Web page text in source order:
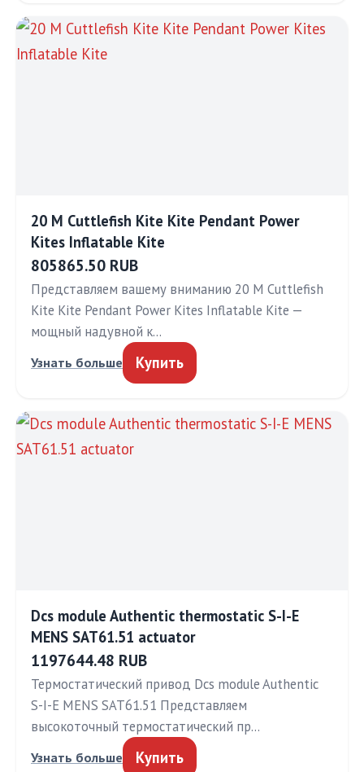
20 M Cuttlefish Kite Kite Pendant Power
Kites Inflatable Kite
805865.50 RUB
Представляем вашему вниманию 20 M Cuttlefish
Kite Kite Pendant Power Kites Inflatable Kite —
мощный надувной к…
Узнать больше Купить
Dcs module Authentic thermostatic S-I-E
MENS SAT61.51 actuator
1197644.48 RUB
Термостатический привод Dcs module Authentic
S-I-E MENS SAT61.51 Представляем
высокоточный термостатический пр…
Узнать больше Купить